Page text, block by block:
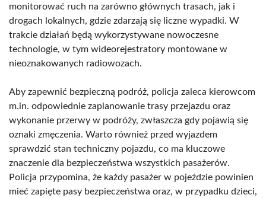
monitorować ruch na zarówno głównych trasach, jak i
drogach lokalnych, gdzie zdarzają się liczne wypadki. W
trakcie działań będą wykorzystywane nowoczesne
technologie, w tym wideorejestratory montowane w
nieoznakowanych radiowozach.
Aby zapewnić bezpieczną podróż, policja zaleca kierowcom
m.in. odpowiednie zaplanowanie trasy przejazdu oraz
wykonanie przerwy w podróży, zwłaszcza gdy pojawią się
oznaki zmęczenia. Warto również przed wyjazdem
sprawdzić stan techniczny pojazdu, co ma kluczowe
znaczenie dla bezpieczeństwa wszystkich pasażerów.
Policja przypomina, że każdy pasażer w pojeździe powinien
mieć zapięte pasy bezpieczeństwa oraz, w przypadku dzieci,